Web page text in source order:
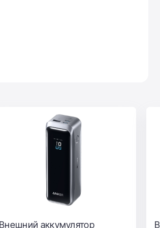
Elf Digital Display Fast
20W+Type-C 22.5W
Магнитный павербанк Pitaka